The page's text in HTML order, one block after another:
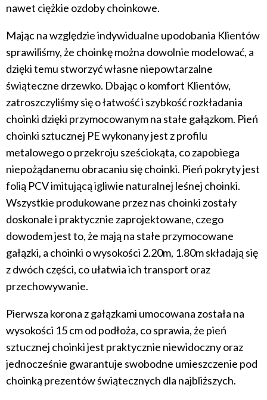
nawet ciężkie ozdoby choinkowe.
Mając na względzie indywidualne upodobania Klientów
sprawiliśmy, że choinkę można dowolnie modelować, a
dzięki temu stworzyć własne niepowtarzalne
świąteczne drzewko. Dbając o komfort Klientów,
zatroszczyliśmy się o łatwość i szybkość rozkładania
choinki dzięki przymocowanym na stałe gałązkom. Pień
choinki sztucznej PE wykonany jest z profilu
metalowego o przekroju sześciokąta, co zapobiega
niepożądanemu obracaniu się choinki. Pień pokryty jest
folią PCV imitującą igliwie naturalnej leśnej choinki.
Wszystkie produkowane przez nas choinki zostały
doskonale i praktycznie zaprojektowane, czego
dowodem jest to, że mają na stałe przymocowane
gałązki, a choinki o wysokości 2.20m, 1.80m składają się
z dwóch części, co ułatwia ich transport oraz
przechowywanie.
Pierwsza korona z gałązkami umocowana została na
wysokości 15 cm od podłoża, co sprawia, że pień
sztucznej choinki jest praktycznie niewidoczny oraz
jednocześnie gwarantuje swobodne umieszczenie pod
choinką prezentów świątecznych dla najbliższych.